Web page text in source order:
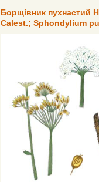
Борщівник пухнастий
Calest.; Sphondylium